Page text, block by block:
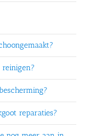
reinigen?
reparaties?